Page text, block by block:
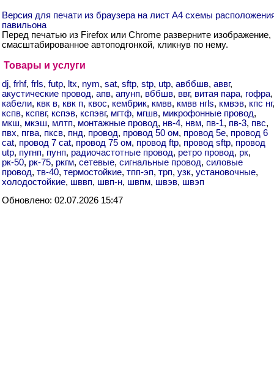
Версия для печати из браузера на лист А4 схемы
павильона
Перед печатью из Firefox или Chrome разверните изображение,
смасштабированное автоподгонкой, кликнув по нему.
Товары и услуги
dj, frhf, frls, futp, ltx, nym, sat, sftp, stp, utp, авббшв, аввг,
акустические провод, апв, апунп, вббшв, ввг, витая пара, гофра,
кабели, квк в, квк п, квос, кембрик, кмвв, кмвв нгls, кмвэв, кпс нг,
кспв, кспвг, кспэв, кспэвг, мгтф, мгшв, микрофонные провод,
мкш, мкэш, млтп, монтажные провод, нв-4, нвм, пв-1, пв-3, пвс,
пвх, пгва, пксв, пнд, провод, провод 50 ом, провод 5e, провод 6
cat, провод 7 cat, провод 75 ом, провод ftp, провод sftp, провод
utp, пугнп, пунп, радиочастотные провод, ретро провод, рк,
рк-50, рк-75, ркгм, сетевые, сигнальные провод, силовые
провод, тв-40, термостойкие, тпп-эп, трп, узк, установочные,
холодостойкие, шввп, швп-н, швпм, швэв, швэп
Обновлено: 02.07.2026 15:47